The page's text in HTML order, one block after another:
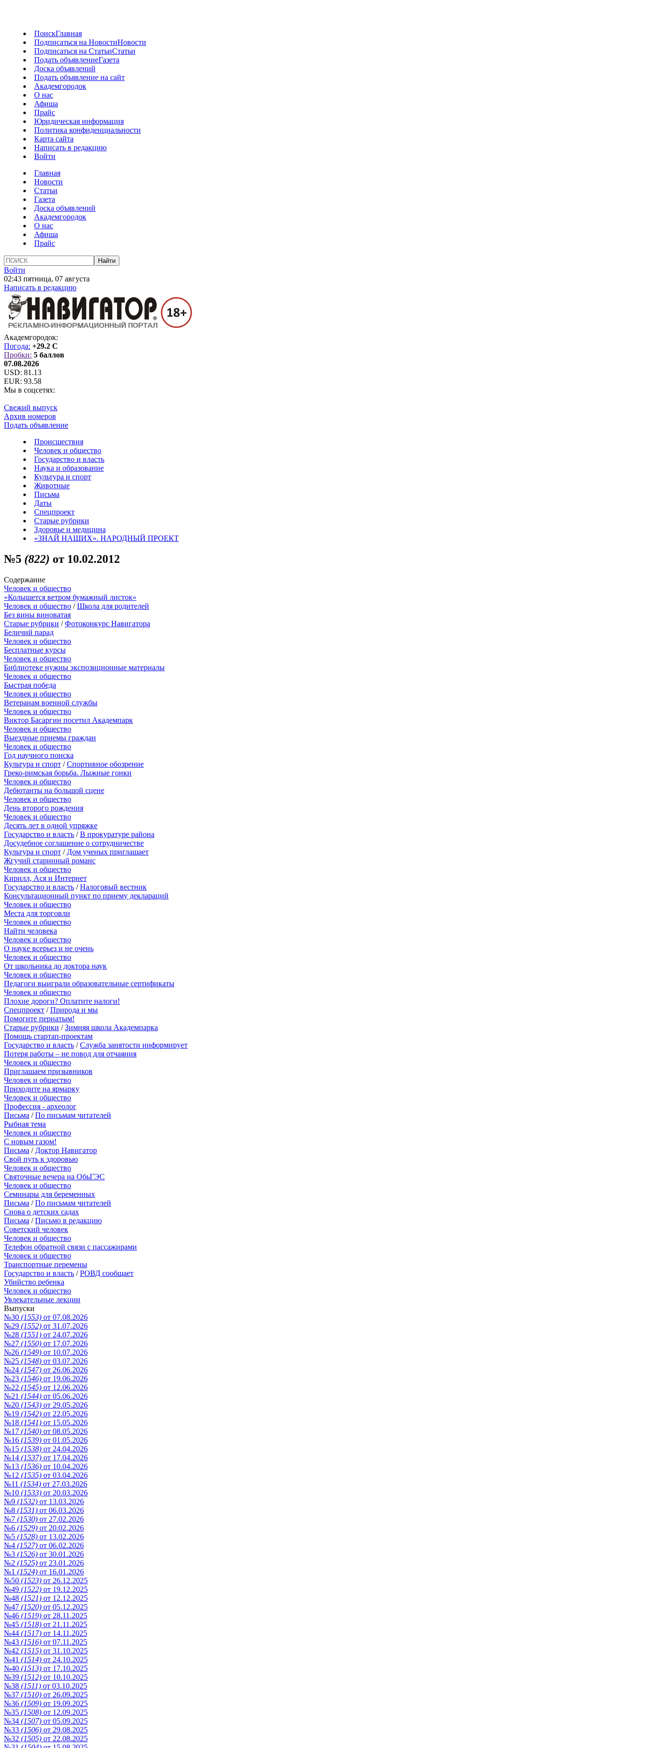
ПоискГлавная
Подписаться на НовостиНовости
Подписаться на СтатьиСтатьи
Подать объявлениеГазета
Доска объявлений
Подать объявление на сайт
Академгородок
О нас
Афиша
Прайс
Юридическая информация
Политика конфиденциальности
Карта сайта
Написать в редакцию
Войти
Главная
Новости
Статьи
Газета
Доска объявлений
Академгородок
О нас
Афиша
Прайс
Войти
02:43 пятница, 07 августа
Написать в редакцию
Академгородок:
Погода: +29.2 C
Пробки: 5 баллов
07.08.2026
USD: 81.13
EUR: 93.58
Мы в соцсетях:
Свежий выпуск
Архив номеров
Подать объявление
Происшествия
Человек и общество
Государство и власть
Наука и образование
Культура и спорт
Животные
Письма
Даты
Спецпроект
Старые рубрики
Здоровье и медицина
«ЗНАЙ НАШИХ». НАРОДНЫЙ ПРОЕКТ
№5 (822) от 10.02.2012
Содержание
Человек и общество
«Колышется ветром бумажный листок»
Человек и общество /Школа для родителей
Без вины виноватая
Старые рубрики /Фотоконкурс Навигатора
Беличий парад
Человек и общество
Бесплатные курсы
Человек и общество
Библиотеке нужны экспозиционные материалы
Человек и общество
Быстрая победа
Человек и общество
Ветеранам военной службы
Человек и общество
Виктор Басаргин посетил Академпарк
Человек и общество
Выездные приемы граждан
Человек и общество
Год научного поиска
Культура и спорт /Спортивное обозрение
Греко-римская борьба. Лыжные гонки
Человек и общество
Дебютанты на большой сцене
Человек и общество
День второго рождения
Человек и общество
Десять лет в одной упряжке
Государство и власть /В прокуратуре района
Досудебное соглашение о сотрудничестве
Культура и спорт / Дом ученых приглашает
Жгучий старинный романс
Человек и общество
Кирилл, Ася и Интернет
Государство и власть /Налоговый вестник
Консультационный пункт по приему деклараций
Человек и общество
Места для торговли
Человек и общество
Найти человека
Человек и общество
О науке всерьез и не очень
Человек и общество
От школьника до доктора наук
Человек и общество
Педагоги выиграли образовательные сертификаты
Человек и общество
Плохие дороги? Оплатите налоги!
Спецпроект /Природа и мы
Помогите пернатым!
Старые рубрики /Зимняя школа Академпарка
Помощь стартап-проектам
Государство и власть /Служба занятости информирует
Потеря работы – не повод для отчаяния
Человек и общество
Приглашаем призывников
Человек и общество
Приходите на ярмарку
Человек и общество
Профессия - археолог
Письма /По письмам читателей
Рыбная тема
Человек и общество
С новым газом!
Письма / Доктор Навигатор
Свой путь к здоровью
Человек и общество
Святочные вечера на ОбьГЭС
Человек и общество
Семинары для беременных
Письма /По письмам читателей
Снова о детских садах
Письма /Письмо в редакцию
Советский человек
Человек и общество
Телефон обратной связи с пассажирами
Человек и общество
Транспортные перемены
Государство и власть /РОВД сообщает
Убийство ребенка
Человек и общество
Увлекательные лекции
Выпуски
№30 (1553) от 07.08.2026
№29 (1552) от 31.07.2026
№28 (1551) от 24.07.2026
№27 (1550) от 17.07.2026
№26 (1549) от 10.07.2026
№25 (1548) от 03.07.2026
№24 (1547) от 26.06.2026
№23 (1546) от 19.06.2026
№22 (1545) от 12.06.2026
№21 (1544) от 05.06.2026
№20 (1543) от 29.05.2026
№19 (1542) от 22.05.2026
№18 (1541) от 15.05.2026
№17 (1540) от 08.05.2026
№16 (1539) от 01.05.2026
№15 (1538) от 24.04.2026
№14 (1537) от 17.04.2026
№13 (1536) от 10.04.2026
№12 (1535) от 03.04.2026
№11 (1534) от 27.03.2026
№10 (1533) от 20.03.2026
№9 (1532) от 13.03.2026
№8 (1531) от 06.03.2026
№7 (1530) от 27.02.2026
№6 (1529) от 20.02.2026
№5 (1528) от 13.02.2026
№4 (1527) от 06.02.2026
№3 (1526) от 30.01.2026
№2 (1525) от 23.01.2026
№1 (1524) от 16.01.2026
№50 (1523) от 26.12.2025
№49 (1522) от 19.12.2025
№48 (1521) от 12.12.2025
№47 (1520) от 05.12.2025
№46 (1519) от 28.11.2025
№45 (1518) от 21.11.2025
№44 (1517) от 14.11.2025
№43 (1516) от 07.11.2025
№42 (1515) от 31.10.2025
№41 (1514) от 24.10.2025
№40 (1513) от 17.10.2025
№39 (1512) от 10.10.2025
№38 (1511) от 03.10.2025
№37 (1510) от 26.09.2025
№36 (1509) от 19.09.2025
№35 (1508) от 12.09.2025
№34 (1507) от 05.09.2025
№33 (1506) от 29.08.2025
№32 (1505) от 22.08.2025